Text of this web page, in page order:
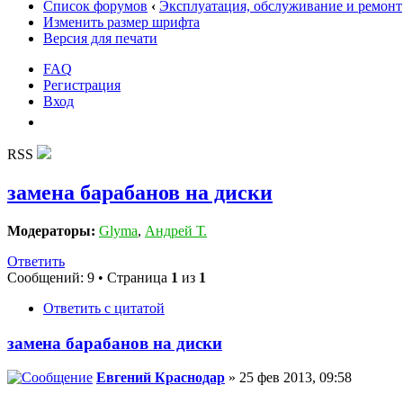
Список форумов ‹ Эксплуатация, обслуживание и ремонт
Изменить размер шрифта
Версия для печати
FAQ
Регистрация
Вход
RSS
замена барабанов на диски
Модераторы: Glyma, Андрей Т.
Ответить
Сообщений: 9 • Страница 1 из 1
Ответить с цитатой
замена барабанов на диски
Евгений Краснодар » 25 фев 2013, 09:58